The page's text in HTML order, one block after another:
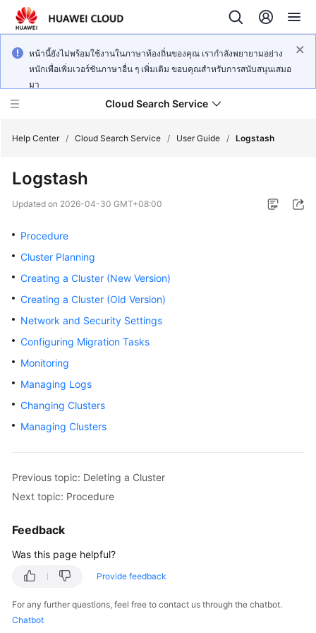
หน้านี้ยังไม่พร้อมใช้งานในภาษาท้องถิ่นของคุณ เรากำลังพยายามอย่าง
หนักเพื่อเพิ่มเวอร์ชันภาษาอื่น ๆ เพิ่มเติม ขอบคุณสำหรับการสนับสนุนเสมอ
มา
Cloud Search Service
New
Bulletin
Service
Billing
Started
Best
Reference
Reference
Help Center / Cloud Search Service / User Guide / Logstash
Logstash
Updated on 2026-04-30 GMT+08:00
Procedure
Cluster Planning
Creating a Cluster (New Version)
Creating a Cluster (Old Version)
Network and Security Settings
Configuring Migration Tasks
Monitoring
Managing Logs
Changing Clusters
Managing Clusters
Previous topic: Deleting a Cluster
Next topic: Procedure
Feedback
Was this page helpful?
Provide feedback
For any further questions, feel free to contact us through the chatbot.
Chatbot